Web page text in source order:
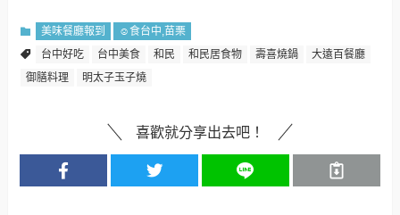
美味餐廳報到
☺食台中,苗栗
台中好吃
台中美食
喜歡就分享出去吧！